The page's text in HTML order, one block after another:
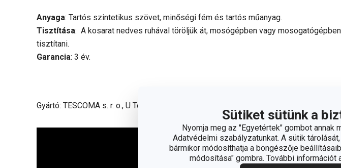
Sütiket sütünk a
Nyomja meg az "Egyetértek" gombot
Adatvédelmi szabályzatunkat. A sütik
bármikor módosíthatja a böngészője
módosítása" gombra. További
Anyaga: Tartós szintetikus szövet, minőségi fém és tartós műanyag.
Tisztítása: A kosarat nedves ruhával töröljük át, mosógépben vagy
tisztítani.
Garancia: 3 év.
Gyártó: TESCOMA s. r. o., U Tescomy 241, 760 01 Zlín;